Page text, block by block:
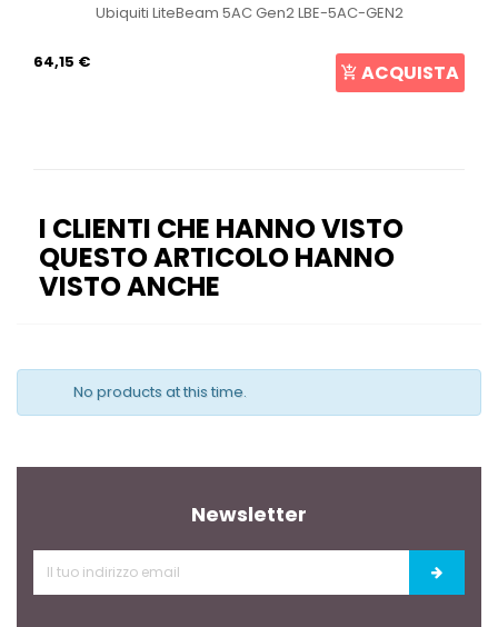
Ubiquiti UniFi Access Point U6+
I CLIENTI CHE HANNO VISTO
QUESTO ARTICOLO HANNO
VISTO ANCHE
No products at this time.
Newsletter